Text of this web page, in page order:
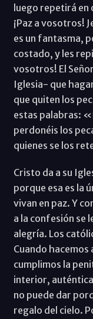
luego repetirá en
¡Paz a vosotros!
es un fantasma,
costado, y les
vosotros! El
Iglesia- que
que quiten los
estas palabras:
perdonéis los
quienes se los
Cristo da a su
porque esa es la
vivan en paz. Y
a la confesión se
alegría. Los
Cuando
cumplimos la
interior,
no puede dar
regalo del cielo.